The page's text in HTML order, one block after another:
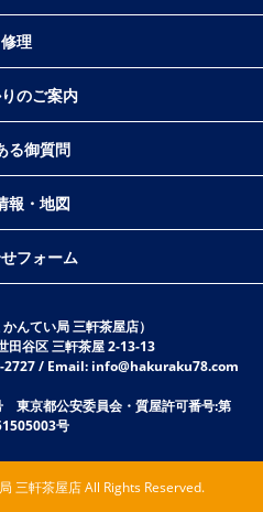
修理
のご案内
る御質問
報・地図
フォーム
んてい局 三軒茶屋店）
田谷区 三軒茶屋 2-13-13
2727 / Email: info@hakuraku78.com
東京都公安委員会・質屋許可番号:第
号
三軒茶屋店 All Rights Reserved.